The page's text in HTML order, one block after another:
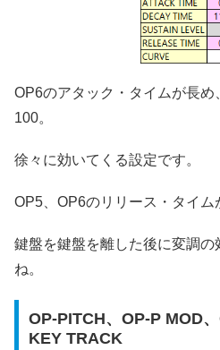
OP6のアタック・タイムが長
100。
徐々に効いてくる設定です。
OP5、OP6のリリース・タイム
鍵盤を鍵盤を離した後に変調
ね。
OP-PITCH、OP-P MOD
KEY TRACK